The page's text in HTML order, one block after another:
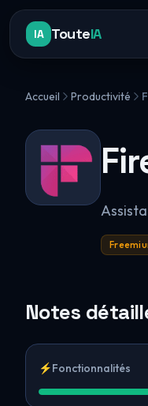
IA TouteIA
Accueil Productivité
Notes
⚡Fonctionnalités